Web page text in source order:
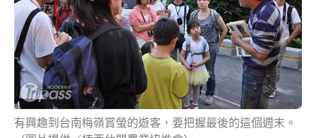
有興趣到台南梅嶺賞螢的遊客，要把握最後的這個週末。